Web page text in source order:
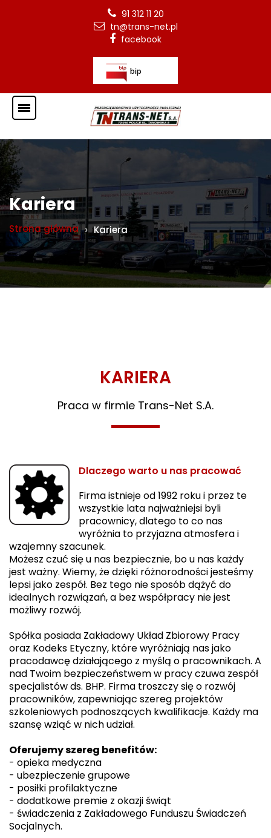
91 312 11 20
tn@trans-net.pl
facebook
bip
Kariera
Strona główna Kariera
KARIERA
Praca w firmie Trans-Net S.A.
Dlaczego warto u nas pracować
Firma istnieje od 1992 roku i przez te
wszystkie lata najważniejsi byli
pracownicy, dlatego to co nas
wyróżnia to przyjazna atmosfera i
wzajemny szacunek.
Możesz czuć się u nas bezpiecznie, bo u nas każdy
jest ważny. Wiemy, że dzięki różnorodności jesteśmy
lepsi jako zespół. Bez tego nie sposób dążyć do
idealnych rozwiązań, a bez współpracy nie jest
możliwy rozwój.
Spółka posiada Zakładowy Układ Zbiorowy Pracy
oraz Kodeks Etyczny, które wyróżniają nas jako
pracodawcę działającego z myślą o pracownikach. A
nad Twoim bezpieczeństwem w pracy czuwa zespół
specjalistów ds. BHP. Firma troszczy się o rozwój
pracowników, zapewniając szereg projektów
szkoleniowych podnoszących kwalifikacje. Każdy ma
szansę wziąć w nich udział.
Oferujemy szereg benefitów:
- opieka medyczna
- ubezpieczenie grupowe
- posiłki profilaktyczne
- dodatkowe premie z okazji świąt
- świadczenia z Zakładowego Funduszu Świadczeń
Socjalnych.